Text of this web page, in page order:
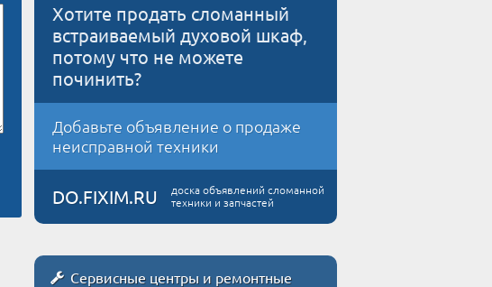
Хотите продать сломанный
встраиваемый духовой шкаф,
потому что не можете
починить?
Добавьте объявление о продаже
неисправной техники
DO.FIXIM.RU
доска объявлений сломанной
техники и запчастей
Сервисные центры и ремонтные